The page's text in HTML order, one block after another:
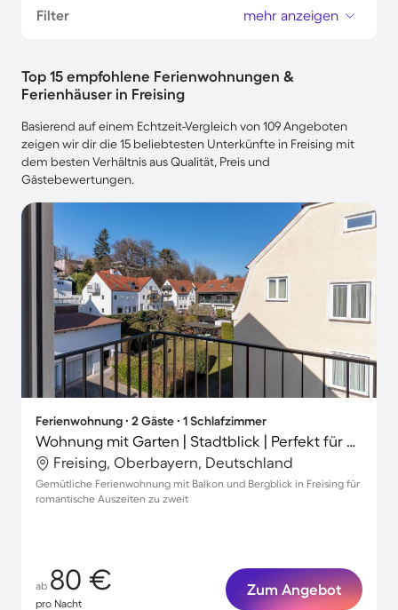
Filter mehr anzeigen
Top 15 empfohlene Ferienwohnungen &
Ferienhäuser in Freising
Basierend auf einem Echtzeit-Vergleich von 109 Angeboten
zeigen wir dir die 15 beliebtesten Unterkünfte in Freising mit
dem besten Verhältnis aus Qualität, Preis und
Gästebewertungen.
Ferienwohnung ∙ 2 Gäste ∙ 1 Schlafzimmer
Wohnung mit Garten | Stadtblick | Perfekt für die Arbeit von Zuhause
Freising, Oberbayern, Deutschland
Gemütliche Ferienwohnung mit Balkon und Bergblick in Freising für
romantische Auszeiten zu zweit
ab 80 €
pro Nacht
Zum Angebot